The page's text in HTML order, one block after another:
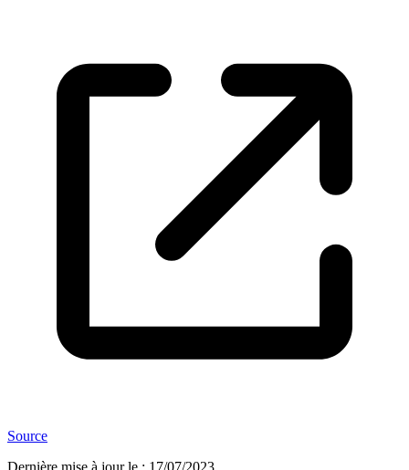
Source